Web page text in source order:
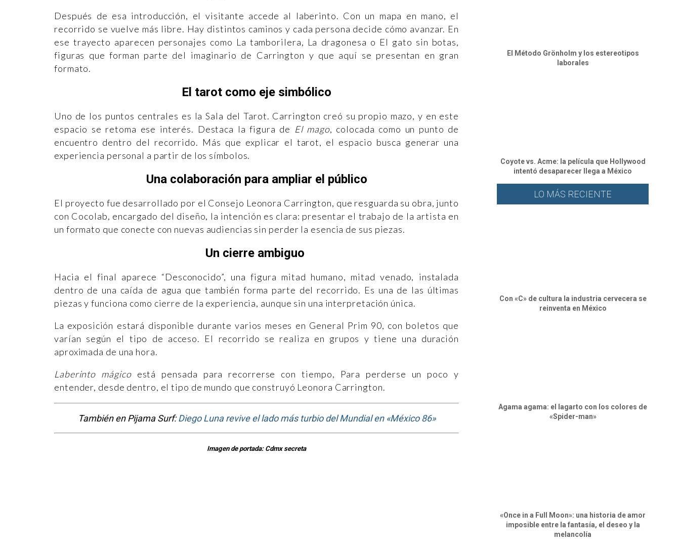
Después de esa introducción, el visitante accede al laberinto. Con un mapa en mano, el
recorrido se vuelve más libre. Hay distintos caminos y cada persona decide cómo avanzar. En
ese trayecto aparecen personajes como La tamborilera, La dragonesa o El gato sin botas,
figuras que forman parte del imaginario de Carrington y que aquí se presentan en gran
formato.
El tarot como eje simbólico
Uno de los puntos centrales es la Sala del Tarot. Carrington creó su propio mazo, y en este
espacio se retoma ese interés. Destaca la figura de El mago, colocada como un punto de
encuentro dentro del recorrido. Más que explicar el tarot, el espacio busca generar una
experiencia personal a partir de los símbolos.
Una colaboración para ampliar el público
El proyecto fue desarrollado por el Consejo Leonora Carrington, que resguarda su obra, junto
con Cocolab, encargado del diseño, la intención es clara: presentar el trabajo de la artista en
un formato que conecte con nuevas audiencias sin perder la esencia de sus piezas.
Un cierre ambiguo
Hacia el final aparece “Desconocido”, una figura mitad humano, mitad venado, instalada
dentro de una caída de agua que también forma parte del recorrido. Es una de las últimas
piezas y funciona como cierre de la experiencia, aunque sin una interpretación única.
La exposición estará disponible durante varios meses en General Prim 90, con boletos que
varían según el tipo de acceso. El recorrido se realiza en grupos y tiene una duración
aproximada de una hora.
Laberinto mágicoestá pensada para recorrerse con tiempo, Para perderse un poco y
entender, desde dentro, el tipo de mundo que construyó Leonora Carrington.
También en Pijama Surf:Diego Luna revive el lado más turbio del Mundial en «México 86»
Imagen de portada: Cdmx secreta
El Método Grönholm y los estereotipos
laborales
Coyote vs. Acme: la película que Hollywood
intentó desaparecer llega a México
LO MÁS RECIENTE
Con «C» de cultura la industria cervecera se
reinventa en México
Agama agama: el lagarto con los colores de
«Spider-man»
«Once in a Full Moon»: una historia de amor
imposible entre la fantasía, el deseo y la
melancolía